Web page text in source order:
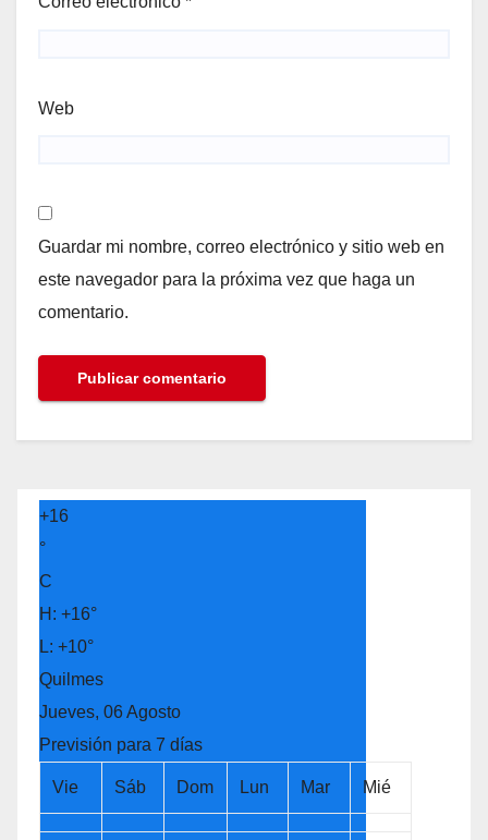
Web
Guardar mi nombre, correo electrónico y sitio web en
este navegador para la próxima vez que haga un
comentario.
+16
°
C
H: +16°
L: +10°
Quilmes
Jueves, 06 Agosto
Previsión para 7 días
Vie Sáb Dom Lun Mar Mié